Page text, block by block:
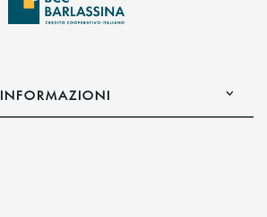
INFORMAZIONI